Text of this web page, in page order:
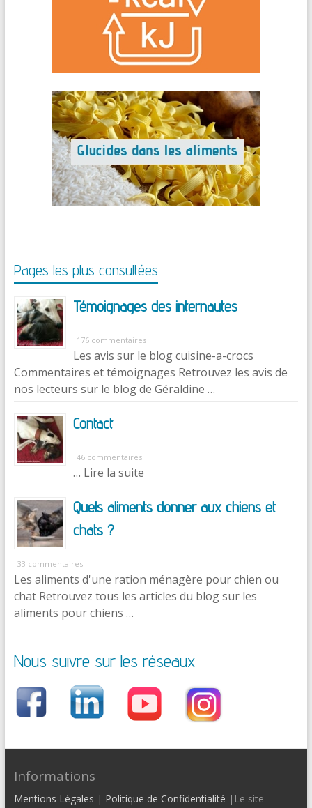
Pages les plus consultées
Témoignages des internautes
176 commentaires
Les avis sur le blog cuisine-a-crocs
Commentaires et témoignages Retrouvez les avis de
nos lecteurs sur le blog de Géraldine …
Contact
46 commentaires
… Lire la suite
Quels aliments donner aux chiens et
chats ?
33 commentaires
Les aliments d'une ration ménagère pour chien ou
chat Retrouvez tous les articles du blog sur les
aliments pour chiens …
Nous suivre sur les réseaux
Informations
Mentions Légales | Politique de Confidentialité |Le site